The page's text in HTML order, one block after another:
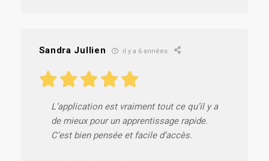
Sandra Jullien il y a 6 années
L’application est vraiment tout ce qu’il y a
de mieux pour un apprentissage rapide.
C’est bien pensée et facile d’accès.